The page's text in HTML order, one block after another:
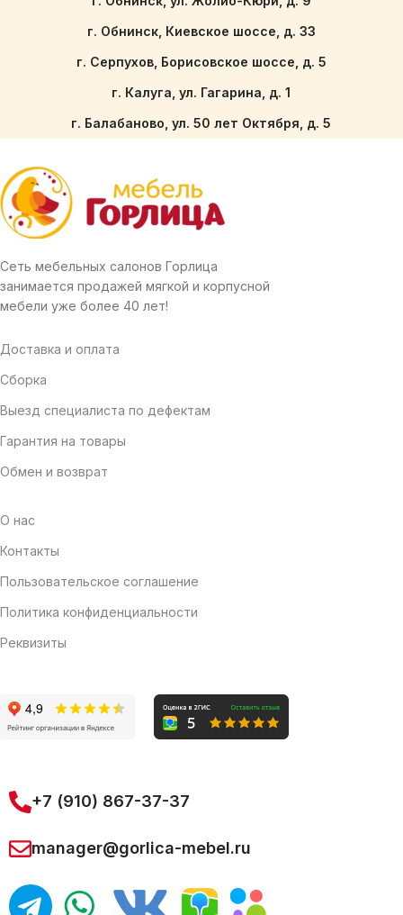
г. Обнинск, Киевское шоссе, д. 33
г. Серпухов, Борисовское шоссе, д. 5
г. Калуга, ул. Гагарина, д. 1
г. Балабаново, ул. 50 лет Октября, д. 5
Сеть мебельных салонов Горлица
занимается продажей мягкой и корпусной
мебели уже более 40 лет!
Доставка и оплата
Сборка
Выезд специалиста по дефектам
Гарантия на товары
Обмен и возврат
О нас
Контакты
Пользовательское соглашение
Политика конфиденциальности
Реквизиты
+7 (910) 867-37-37
manager@gorlica-mebel.ru